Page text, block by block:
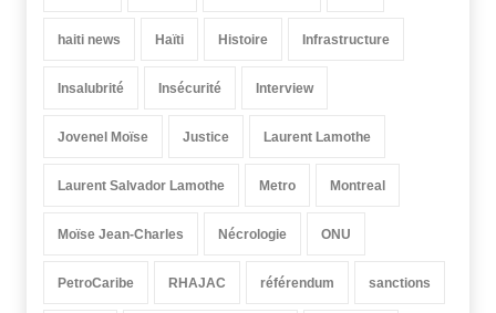
haiti news Haïti Histoire Infrastructure
Insalubrité Insécurité Interview
Jovenel Moïse Justice Laurent Lamothe
Laurent Salvador Lamothe Metro Montreal
Moïse Jean-Charles Nécrologie ONU
PetroCaribe RHAJAC référendum sanctions